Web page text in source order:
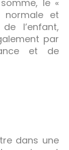
le «
et
l’enfant,
par
et de
dans une